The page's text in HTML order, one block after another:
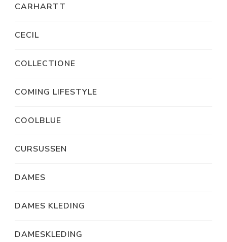
CARHARTT
CECIL
COLLECTIONE
COMING LIFESTYLE
COOLBLUE
CURSUSSEN
DAMES
DAMES KLEDING
DAMESKLEDING